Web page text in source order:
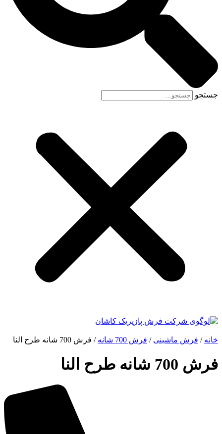
جستجو
خانه / فرش ماشینی / فرش 700 شانه / فرش 700 شانه طرح النا
فرش 700 شانه طرح النا